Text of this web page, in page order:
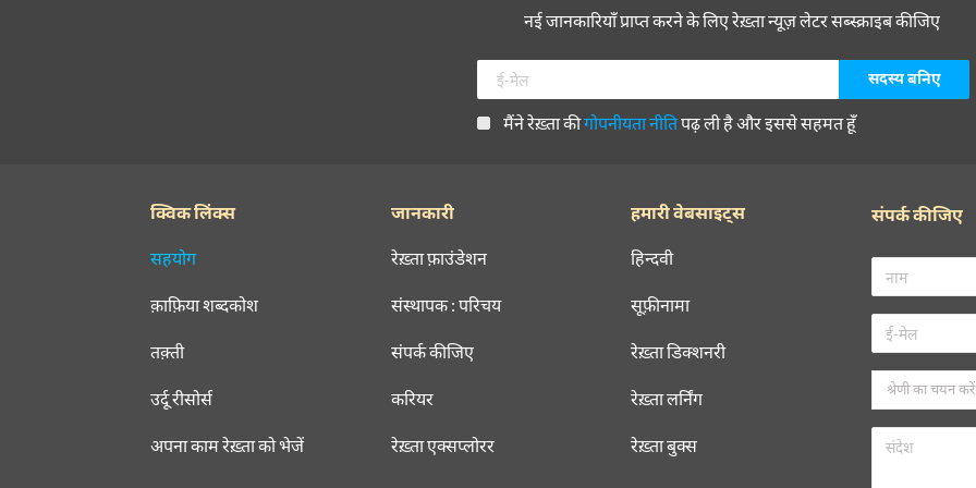
नई जानकारियाँ प्राप्त करने के लिए रेख़्ता न्यूज़ लेटर सब्स्क्राइब कीजिए
मैंने रेख़्ता कीगोपनीयता नीतिपढ़ ली है और इससे सहमत हूँ
क्विक लिंक्स
सहयोग
क़ाफ़िया शब्दकोश
तक़्ती
उर्दू रीसोर्स
अपना काम रेख़्ता को भेजें
जानकारी
रेख़्ता फ़ाउंडेशन
संस्थापक : परिचय
संपर्क कीजिए
करियर
रेख़्ता एक्सप्लोरर
हमारी वेबसाइट्स
हिन्दवी
सूफ़ीनामा
रेख़्ता डिक्शनरी
रेख़्ता लर्निंग
रेख़्ता बुक्स
संपर्क कीजिए